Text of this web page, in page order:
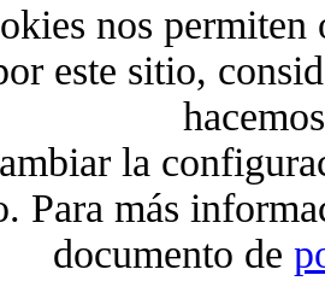
nos permiten
este sitio,
la
Para más
documento de